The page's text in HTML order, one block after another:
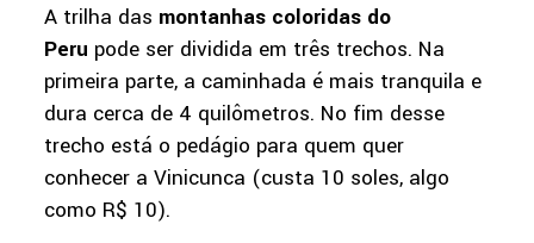
A trilha das montanhas coloridas do
Peru pode ser dividida em três trechos. Na
primeira parte, a caminhada é mais tranquila e
dura cerca de 4 quilômetros. No fim desse
trecho está o pedágio para quem quer
conhecer a Vinicunca (custa 10 soles, algo
como R$ 10).